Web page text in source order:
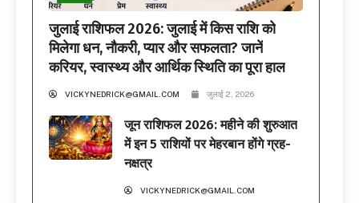
जुलाई राशिफल 2026: जुलाई में किस राशि को
मिलेगा धन, नौकरी, प्यार और सफलता? जानें
करियर, स्वास्थ्य और आर्थिक स्थिति का पूरा हाल
VICKYNEDRICK@GMAIL.COM जुलाई 2, 2026
जून राशिफल 2026: महीने की शुरुआत
में इन 5 राशियों पर मेहरबान होंगे ग्रह-
नक्षत्र
VICKYNEDRICK@GMAIL.COM